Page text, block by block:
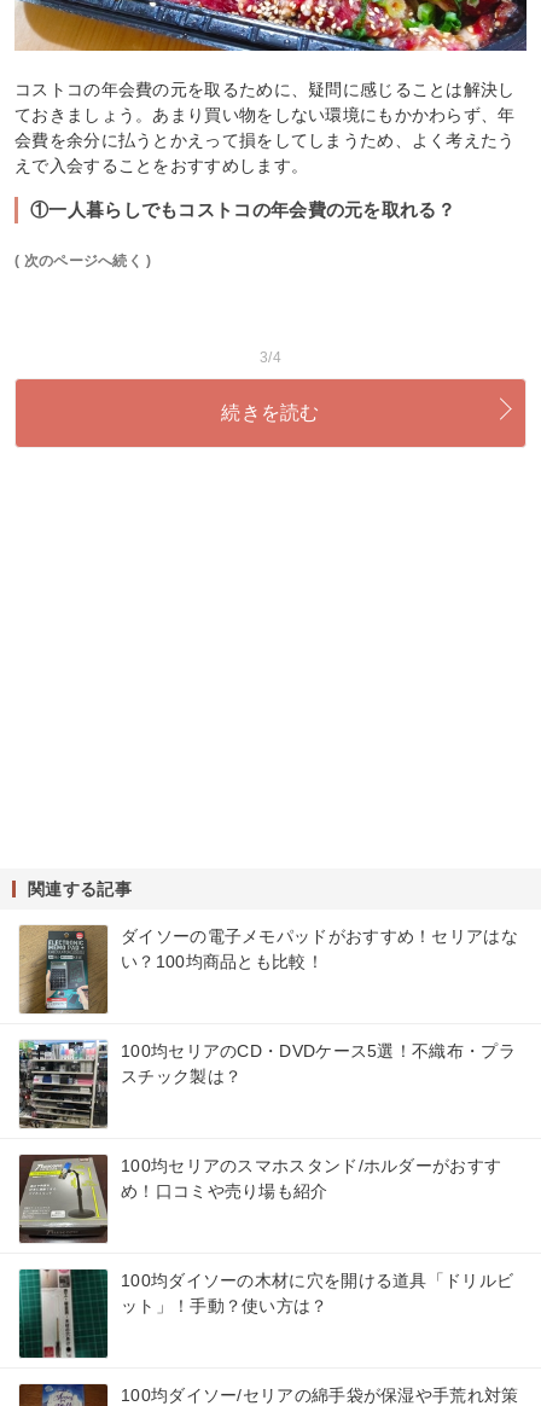
コストコの年会費の元を取るために、疑問に感じることは解決し
ておきましょう。あまり買い物をしない環境にもかかわらず、年
会費を余分に払うとかえって損をしてしまうため、よく考えたう
えで入会することをおすすめします。
①一人暮らしでもコストコの年会費の元を取れる？
( 次のページへ続く )
3/4
続きを読む
関連する記事
ダイソーの電子メモパッドがおすすめ！セリアはな
い？100均商品とも比較！
100均セリアのCD・DVDケース5選！不織布・プラ
スチック製は？
100均セリアのスマホスタンド/ホルダーがおすす
め！口コミや売り場も紹介
100均ダイソーの木材に穴を開ける道具「ドリルビ
ット」！手動？使い方は？
100均ダイソー/セリアの綿手袋が保湿や手荒れ対策